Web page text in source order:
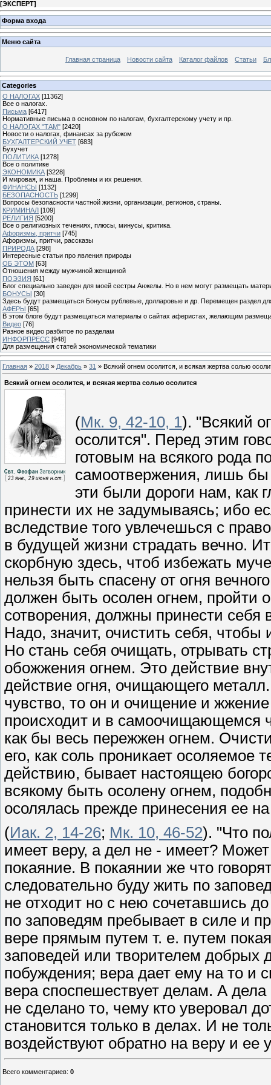
[ЭКСПЕРТ]
Форма входа
Меню сайта
Главная страница Новости сайта Каталог файлов Статьи
Categories
О НАЛОГАХ [11362]
Все о налогах.
Письма [6417]
Нормативные письма в основном по налогам, бухгалтерскому учету и пр.
О НАЛОГАХ "ТАМ" [2420]
Новости о налогах, финансах за рубежом
БУХГАЛТЕРСКИЙ УЧЕТ [683]
Бухучет
ПОЛИТИКА [1278]
Все о политике
ЭКОНОМИКА [3228]
И мировая, и наша. Проблемы и их решения.
ФИНАНСЫ [1132]
БЕЗОПАСНОСТЬ [1299]
Вопросы безопасности частной жизни, организации, регионов, страны.
КРИМИНАЛ [109]
РЕЛИГИЯ [5200]
Все о религиозных течениях, плюсы, минусы, критика.
Афоризмы, притчи [745]
Афоризмы, притчи, рассказы
ПРИРОДА [298]
Интересные статьи про явления природы
ОБ ЭТОМ [63]
Отношения между мужчиной женщиной
ПОЭЗИЯ [61]
Блог специально заведен для моей сестры Анжелы. Но в нем могут размещать
БОНУСЫ [30]
Здесь будут размещаться Бонусы рублевые, долларовые и др. Перемещен раздел
АФЕРЫ [65]
В этом блоге будут размещаться материалы о сайтах аферистах, желающим
Видео [76]
Разное видео разбитое по разделам
ИНФОРПРЕСС [948]
Для размещения статей экономической тематики
Главная » 2018 » Декабрь » 31 » Всякий огнем осолится, и всякая жертва солью
Всякий огнем осолится, и всякая жертва солью осолится
(Мк. 9, 42-10, 1). "Всякий
осолится". Перед этим
готовым на всякого рода
самоотвержения, лишь
эти были дороги нам, как
принести их не задумываясь; ибо
вследствие того увлечешься с
в будущей жизни страдать вечно.
скорбную здесь, чтоб избежать
нельзя быть спасену от огня
должен быть осолен огнем, пройти
сотворения, должны принести себя
Надо, значит, очистить себя, чтобы
Но стань себя очищать, отрывать
обожжения огнем. Это действие
действие огня, очищающего
чувство, то он и очищение и
происходит и в самоочищающемся
как бы весь пережжен огнем.
его, как соль проникает осоляемое
действию, бывает настоящею
всякому быть осолену огнем,
осолялась прежде принесения ее
(Иак. 2, 14-26; Мк. 10, 46-52). "Что
имеет веру, а дел не - имеет?
покаяние. В покаянии же что
следовательно буду жить по
не отходит но с нею сочетавшись
по заповедям пребывает в силе и
вере прямым путем т. е. путем
заповедей или творителем добрых
побуждения; вера дает ему на то и
вера споспешествует делам. А
не сделано то, чему кто уверовал
становится только в делах. И не
воздействуют обратно на веру и ее
Всего комментариев: 0